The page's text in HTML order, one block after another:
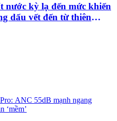
nước kỳ lạ đến mức khiến
dấu vết đến từ thiên
ANC 55dB mạnh ngang
‘mềm’